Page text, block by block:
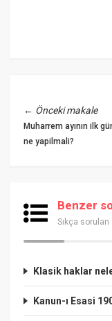
← Önceki makale
Muharrem ayının ilk
ne yapilmali?
Benzer
Sıkça
Klasik haklar
Kanun-ı Esasi